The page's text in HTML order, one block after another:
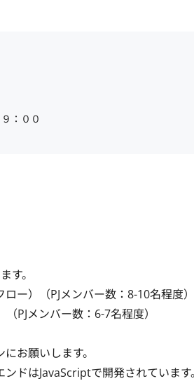
：００
す。
ー）（PJメンバー数：8-10名程度）
PJメンバー数：6-7名程度）
お願いします。
ドはJavaScriptで開発されていま